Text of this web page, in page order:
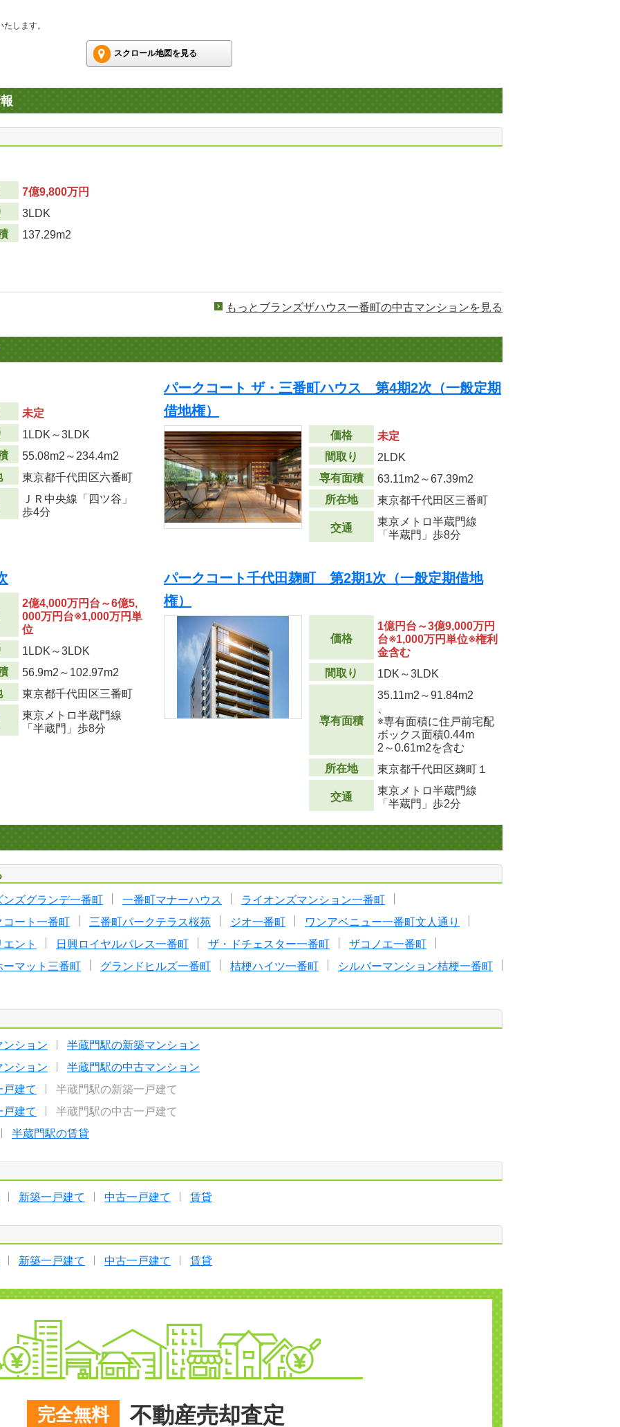
します。
スクロール地図を見る
7億9,800万円
3LDK
137.29m2
もっとブランズザハウス一番町の中古マンションを見る
未定
1LDK～3LDK
55.08m2 ～234.4m2
東京都千代田区六番町
ＪＲ中央線「四ツ谷」
歩4分
パークコート ザ・三番町ハウス 第4期2次（一般定期
借地権）
価格
未定
間取り
2LDK
専有面積
63.11m2 ～67.39m2
所在地
東京都千代田区三番町
交通
東京メトロ半蔵門線
「半蔵門」歩8分
2億4,000万円台～6億5,
000万円台※1,000万円単
位
1LDK～3LDK
56.9m2 ～102.97m2
東京都千代田区三番町
東京メトロ半蔵門線
「半蔵門」歩8分
パークコート千代田麹町 第2期1次（一般定期借地
権）
価格
1億円台～3億9,000万円
台※1,000万円単位※権利
金含む
間取り
1DK～3LDK
専有面積
35.11m2 ～91.84m2
※専有面積に住戸前宅配
ボックス面積0.44m
2 ～0.61m2を含む
所在地
東京都千代田区麹町１
交通
東京メトロ半蔵門線
「半蔵門」歩2分
ンズグランデ一番町 一番町マナーハウス
ライオンズマンション一番町
コート一番町 三番町パークテラス桜苑 ジオ一番町
ワンアベニュー一番町文人通り
ント 日興ロイヤルパレス一番町 ザ・ドチェスター一番町
ザコノエ一番町
ーマット三番町 グランドヒルズ一番町 桔梗ハイツ一番町
シルバーマンション桔梗一番町
ンション
半蔵門駅の新築マンション
ンション
半蔵門駅の中古マンション
建て
半蔵門駅の新築一戸建て
建て
半蔵門駅の中古一戸建て
半蔵門駅の賃貸
新築一戸建て 中古一戸建て 賃貸
新築一戸建て 中古一戸建て 賃貸
完全無料 不動産売却査定